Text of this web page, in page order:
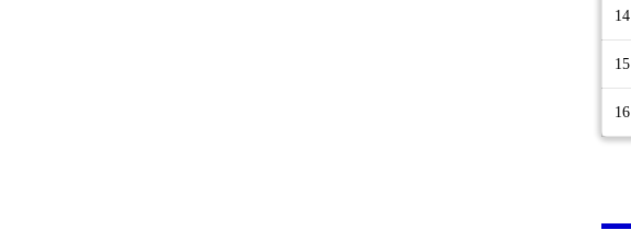
14
15
16